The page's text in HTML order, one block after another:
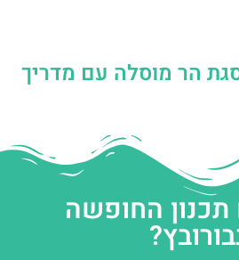
הר מוסלה עם מדריך
החופשה